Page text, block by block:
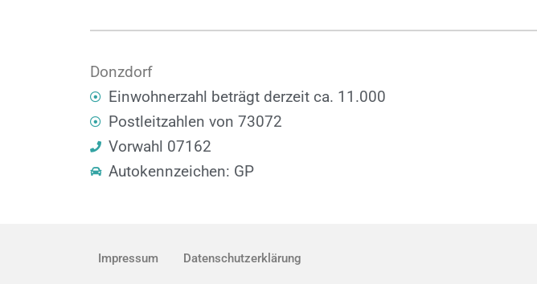
Donzdorf
Einwohnerzahl beträgt derzeit ca. 11.000
Postleitzahlen von 73072
Vorwahl 07162
Autokennzeichen: GP
Impressum Datenschutzerklärung